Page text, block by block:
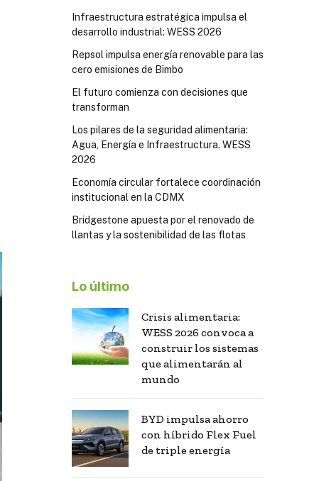
Infraestructura estratégica impulsa el
desarrollo industrial: WESS 2026
Repsol impulsa energía renovable para las
cero emisiones de Bimbo
El futuro comienza con decisiones que
transforman
Los pilares de la seguridad alimentaria:
Agua, Energía e Infraestructura. WESS
2026
Economía circular fortalece coordinación
institucional en la CDMX
Bridgestone apuesta por el renovado de
llantas y la sostenibilidad de las flotas
Lo último
Crisis alimentaria:
WESS 2026 convoca a
construir los sistemas
que alimentarán al
mundo
BYD impulsa ahorro
con híbrido Flex Fuel
de triple energía